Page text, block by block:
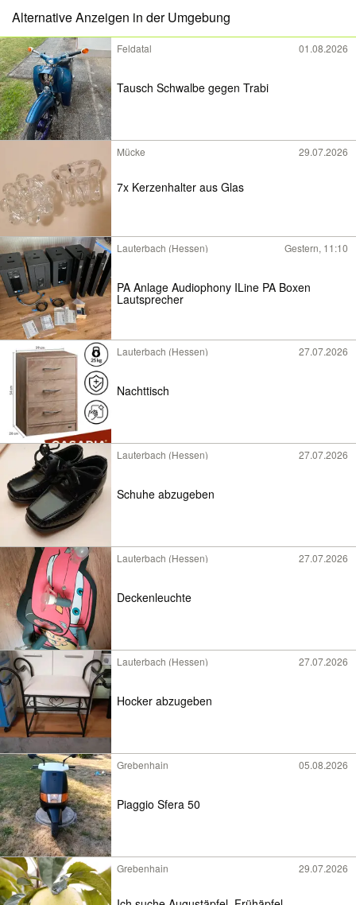
Alternative Anzeigen in der Umgebung
Feldatal 01.08.2026
Tausch Schwalbe gegen Trabi
Mücke 29.07.2026
7x Kerzenhalter aus Glas
Lauterbach (Hessen) Gestern, 11:10
PA Anlage Audiophony ILine PA Boxen
Lautsprecher
Lauterbach (Hessen) 27.07.2026
Nachttisch
Lauterbach (Hessen) 27.07.2026
Schuhe abzugeben
Lauterbach (Hessen) 27.07.2026
Deckenleuchte
Lauterbach (Hessen) 27.07.2026
Hocker abzugeben
Grebenhain 05.08.2026
Piaggio Sfera 50
Grebenhain 29.07.2026